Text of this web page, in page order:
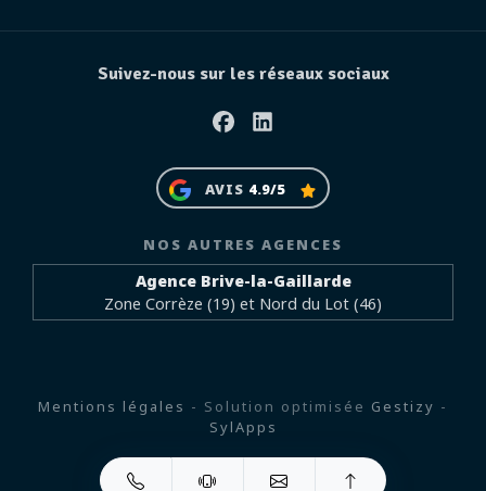
Suivez-nous sur les réseaux sociaux
FacebookLinkedin
AVIS 4.9/5
NOS AUTRES AGENCES
Agence Brive-la-Gaillarde
Zone Corrèze (19) et Nord du Lot (46)
Mentions légales - Solution optimisée Gestizy -
SylApps